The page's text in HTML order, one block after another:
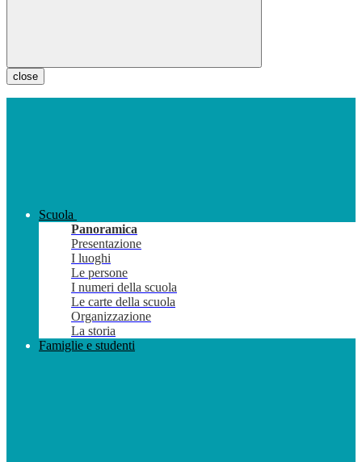
close
Scuola
Panoramica
Presentazione
I luoghi
Le persone
I numeri della scuola
Le carte della scuola
Organizzazione
La storia
Famiglie e studenti